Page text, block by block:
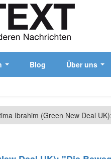
Blog Über uns
Ibrahim (Green New Deal